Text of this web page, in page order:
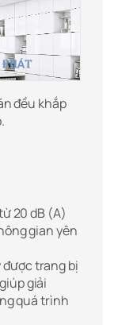
đều khắp
20 dB (A)
gian yên
được trang bị
giải
quá trình